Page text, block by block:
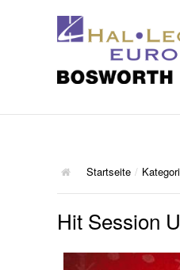
Startseite /
Hit Session